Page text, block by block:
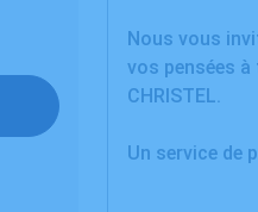
Nous vous
vos pensées
CHRISTEL.
Un service de